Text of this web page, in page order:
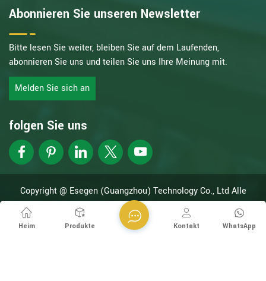
Abonnieren Sie unseren Newsletter
Bitte lesen Sie weiter, bleiben Sie auf dem Laufenden,
abonnieren Sie uns und teilen Sie uns Ihre Meinung mit.
Melden Sie sich an
folgen Sie uns
Copyright @ Esegen (Guangzhou) Technology Co., Ltd Alle
Rechte vorbehalten.
Netzwerk unterstützt
Datenschutzrichtlinie
Heim Produkte WhatsApp
Kontakt